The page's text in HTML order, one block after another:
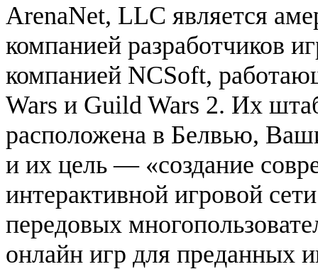
ArenaNet, LLC является
компанией разработчиков
компанией NCSoft,
Wars и Guild Wars 2. Их
расположена в Белвью,
и их цель — «создание
интерактивной игровой
передовых
онлайн игр для преданных